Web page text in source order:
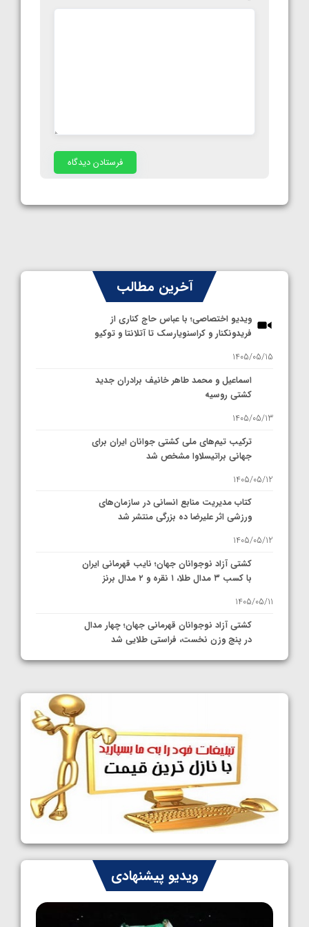
آخرین مطالب
ویدیو اختصاصی؛ با عباس حاج کناری از
فریدونکنار و کراسنویارسک تا آتلانتا و توکیو
1405/05/15
اسماعیل و محمد طاهر خانیف برادران جدید
کشتی روسیه
1405/05/13
ترکیب تیم‌های ملی کشتی جوانان ایران برای
جهانی براتیسلاوا مشخص شد
1405/05/12
کتاب مدیریت منابع انسانی در سازمان‌های
ورزشی اثر علیرضا ده بزرگی منتشر شد
1405/05/12
کشتی آزاد نوجوانان جهان؛ نایب قهرمانی ایران
با کسب ۳ مدال طلا، ۱ نقره و ۲ مدال برنز
1405/05/11
کشتی آزاد نوجوانان قهرمانی جهان؛ چهار مدال
در پنج وزن نخست، فراستی طلایی شد
1405/05/11
کشتی آزاد نوجوانان جهان؛ رقبای نمایندگان
ایران مشخص شدند
1405/05/08
کشتی فرنگی نوجوانان جهان؛ سکوی تیمی
سوم برای ایران
1405/05/07
ایران چشم به راه چهار مدال در پنج وزن دوم
کشتی فرنگی نوجوانان جهان
1405/05/06
ویدیو پیشنهادی